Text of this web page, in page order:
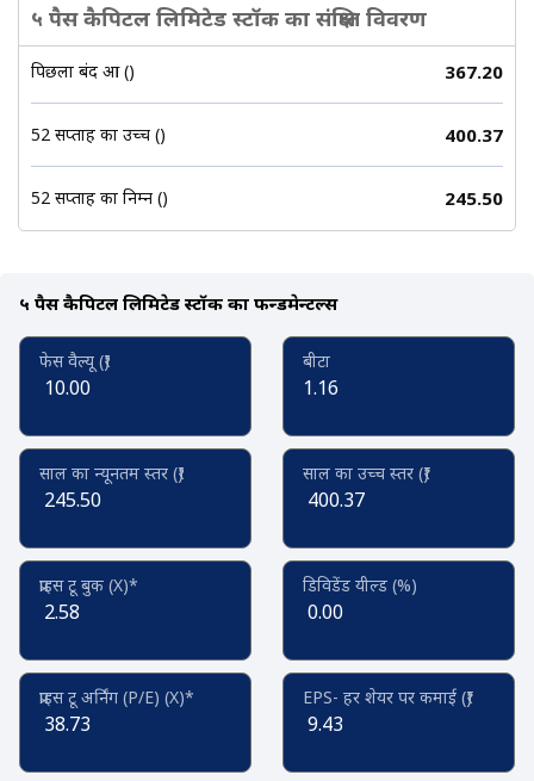
५ पैस कैपिटल लिमिटेड स्टॉक का संक्षिप्त विवरण
पिछला बंद हुआ (₹) 367.20
52 सप्ताह का उच्च (₹) 400.37
52 सप्ताह का निम्न (₹) 245.50
५ पैस कैपिटल लिमिटेड स्टॉक का फन्डमेन्टल्स
फेस वैल्यू (₹)
10.00
बीटा
1.16
साल का न्यूनतम स्तर (₹)
245.50
साल का उच्च स्तर (₹)
400.37
प्राइस टू बुक (X)*
2.58
डिविडेंड यील्ड (%)
0.00
प्राइस टू अर्निंग (P/E) (X)*
38.73
EPS- हर शेयर पर कमाई (₹)
9.43